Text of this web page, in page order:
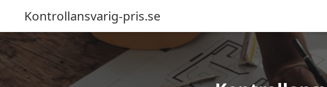
Kontrollansvarig-pris.se